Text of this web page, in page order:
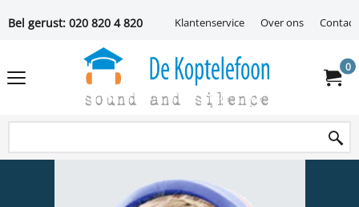
Bel gerust: 020 820 4 820 Klantenservice Over ons
0